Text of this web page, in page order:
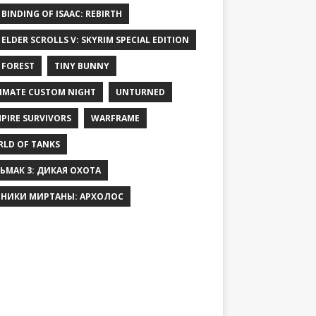
BINDING OF ISAAC: REBIRTH
SCROLLS V: SKYRIM SPECIAL EDITION
TINY BUNNY
CUSTOM NIGHT UNTURNED
SURVIVORS WARFRAME
OF TANKS
3: ДИКАЯ ОХОТА
МИРТАНЫ: АРХОЛОС